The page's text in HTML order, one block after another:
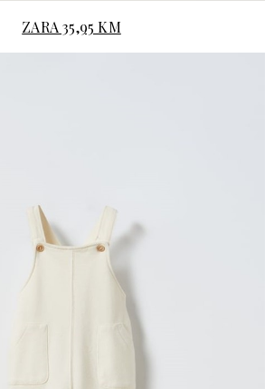
ZARA 35,95 KM